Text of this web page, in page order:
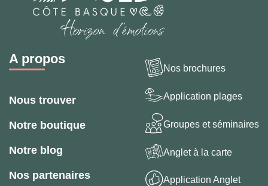
A propos
Nous trouver
Notre boutique
Notre blog
Nos partenaires
Nos brochures
Application plages
Groupes et séminaires
Anglet à la carte
Application Anglet